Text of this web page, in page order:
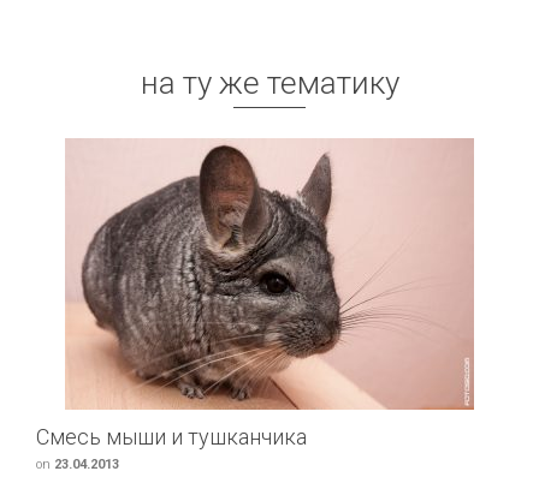
на ту же тематику
Смесь мыши и тушканчика
on 23.04.2013